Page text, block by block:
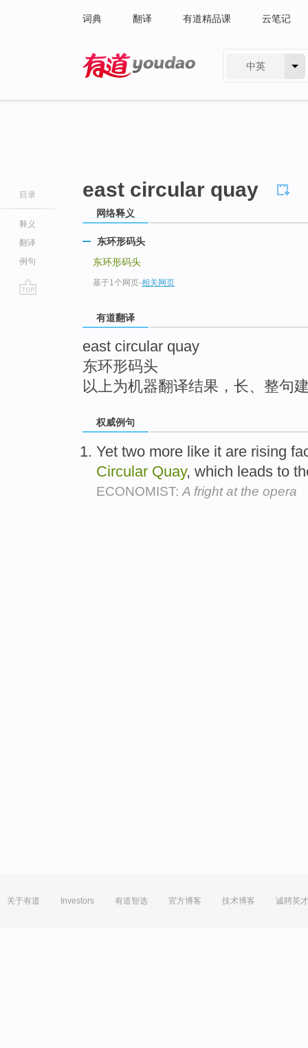
词典 翻译 有道精品课 云笔记
中英
目录
释义
翻译
例句
east circular quay
网络释义
东环形码头
东环形码头
基于1个网页-相关网页
有道翻译
east circular quay
东环形码头
以上为机器翻译结果，长、整句
权威例句
Yet two more like it are rising
Circular Quay, which leads to
ECONOMIST: A fright at the opera
关于有道 Investors 有道智选 官方博客 技术博客 诚聘英才